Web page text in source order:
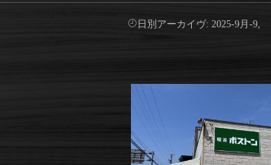
日別アーカイヴ: 2025-9月-9,